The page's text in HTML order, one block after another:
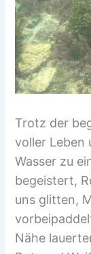
Trotz der
voller Leben
Wasser zu
begeistert,
uns glitten,
Nähe